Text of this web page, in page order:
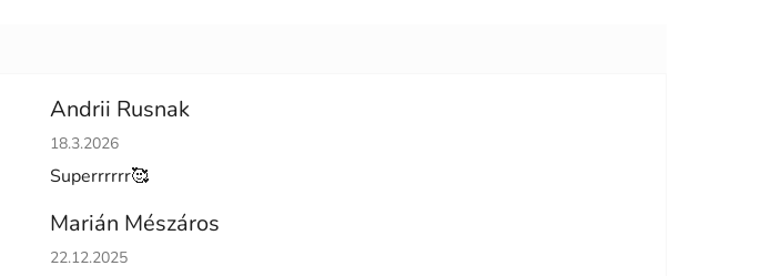
Andrii Rusnak
Hodnotenie obchodu je 5 z 5 hviezdičiek.
18.3.2026
Superrrrrr🥰
Marián Mészáros
Hodnotenie obchodu je 5 z 5 hviezdičiek.
22.12.2025